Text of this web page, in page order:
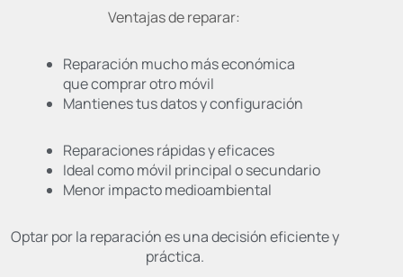
Ventajas de reparar:
Reparación mucho más económica
que comprar otro móvil
Mantienes tus datos y configuración
Reparaciones rápidas y eficaces
Ideal como móvil principal o secundario
Menor impacto medioambiental
Optar por la reparación es una decisión eficiente y
práctica.